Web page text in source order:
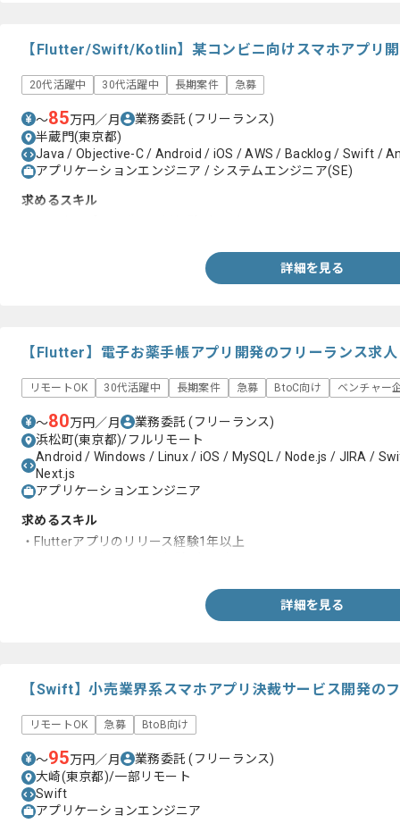
【Flutter/Swift/Kotlin】某コンビニ向けスマホアプリ
20代活躍中 30代活躍中 長期案件 急募
〜85万円／月 業務委託(フリーランス)
半蔵門(東京都)
Java / Objective-C / Android / iOS / AWS / Backlog / Swift /
アプリケーションエンジニア / システムエンジニア(SE)
求めるスキル
詳細を見る
【Flutter】電子お薬手帳アプリ開発のフリーランス求
リモートOK 30代活躍中 長期案件 急募 BtoC向け ベンチャー
〜80万円／月 業務委託(フリーランス)
浜松町(東京都)/フルリモート
Android / Windows / Linux / iOS / MySQL / Node.js / JIRA /
Next.js
アプリケーションエンジニア
求めるスキル
・Flutterアプリのリリース経験1年以上
詳細を見る
【Swift】小売業界系スマホアプリ決裁サービス開発の
リモートOK 急募 BtoB向け
〜95万円／月 業務委託(フリーランス)
大崎(東京都)/一部リモート
Swift
アプリケーションエンジニア